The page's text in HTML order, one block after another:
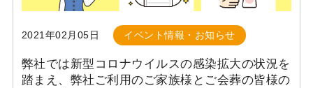
2021年02月05日 イベント情報・お知らせ
弊社では新型コロナウイルスの感染拡大の状況を
踏まえ、弊社ご利用のご家族様とご会葬の皆様の